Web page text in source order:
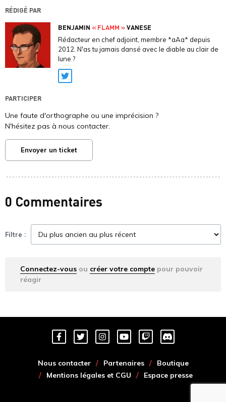
RÉDIGÉ PAR
BENJAMIN « FLAMM »VANESE
Rédacteur en chef adjoint, membre *aAa* depuis
2012. N'as tu jamais dansé avec le diable au clair de
lune ?
Twitter
PARTICIPER
Une faute d'orthographe ou une imprécision ?
N'hésitez pas à nous contacter.
Envoyer un ticket
0 Commentaires
Filtre :
Connectez-vous ou créer votre compte pour pouvoir
réagir
Nous contacter Partenaires
Boutique
Mentions légales et CGU
Espace presse